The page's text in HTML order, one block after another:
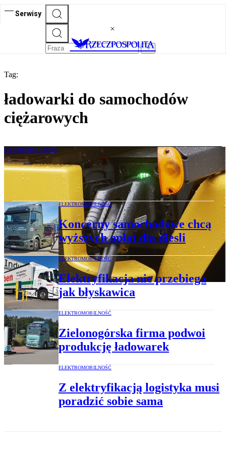
Serwisy
Tag:
ładowarki do samochodów
ciężarowych
ELEKTROMOBILNOŚĆ
Kierowcy ciężarówek: „elektryki” jeżdżą
„na zderzaku”, to niebezpieczne
ELEKTROMOBILNOŚĆ
Koncerny samochodowe chcą
wyższych opłat dla diesli
ELEKTROMOBILNOŚĆ
Elektryfikacja nie przebiega
jak błyskawica
ELEKTROMOBILNOŚĆ
Zielonogórska firma podwoi
produkcję ładowarek
ELEKTROMOBILNOŚĆ
Z elektryfikacją logistyka musi
poradzić sobie sama